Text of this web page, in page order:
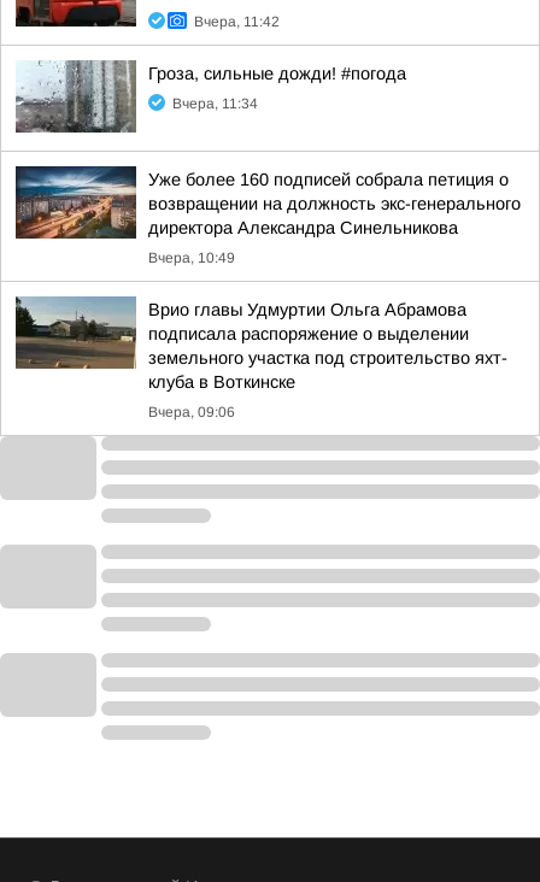
Вчера, 11:42
Гроза, сильные дожди! #погода
Вчера, 11:34
Уже более 160 подписей собрала петиция о
возвращении на должность экс-генерального
директора Александра Синельникова
Вчера, 10:49
Врио главы Удмуртии Ольга Абрамова
подписала распоряжение о выделении
земельного участка под строительство яхт-
клуба в Воткинске
Вчера, 09:06